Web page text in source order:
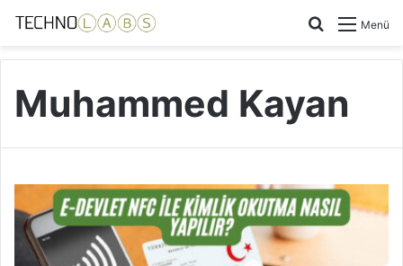
Menü
Arama
Muhammed Kayan